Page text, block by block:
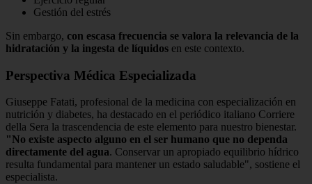
Gestión del estrés
Sin embargo, con escasa frecuencia se valora la relevancia de la
hidratación y la ingesta de líquidos en este contexto.
Perspectiva Médica Especializada
Giuseppe Fatati, profesional de la medicina con especialización en
nutrición y diabetes, ha destacado en el periódico italiano Corriere
della Sera la trascendencia de este elemento para nuestro bienestar.
"No existe aspecto alguno en el ser humano que no dependa
directamente del agua. Conservar un apropiado equilibrio hídrico
resulta fundamental para mantener un estado saludable", sostiene el
especialista.